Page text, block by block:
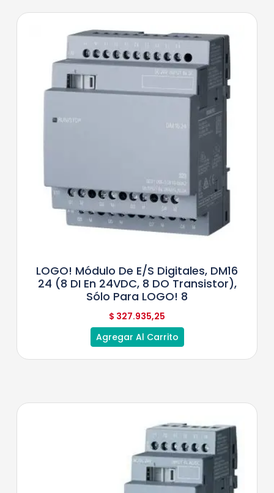
LOGO! Módulo De E/S Digitales, DM16
24 (8 DI En 24VDC, 8 DO Transistor),
Sólo Para LOGO! 8
$ 327.935,25
Agregar Al Carrito